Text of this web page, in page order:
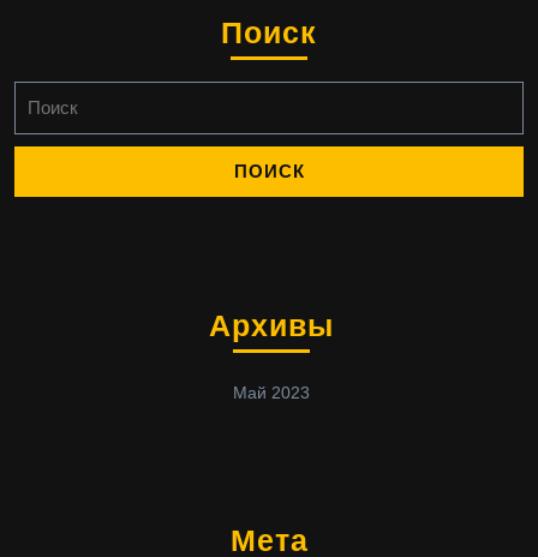
Поиск
Архивы
Май 2023
Мета